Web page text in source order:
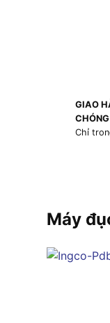
GIAO
CHÓNG
Chỉ
Máy